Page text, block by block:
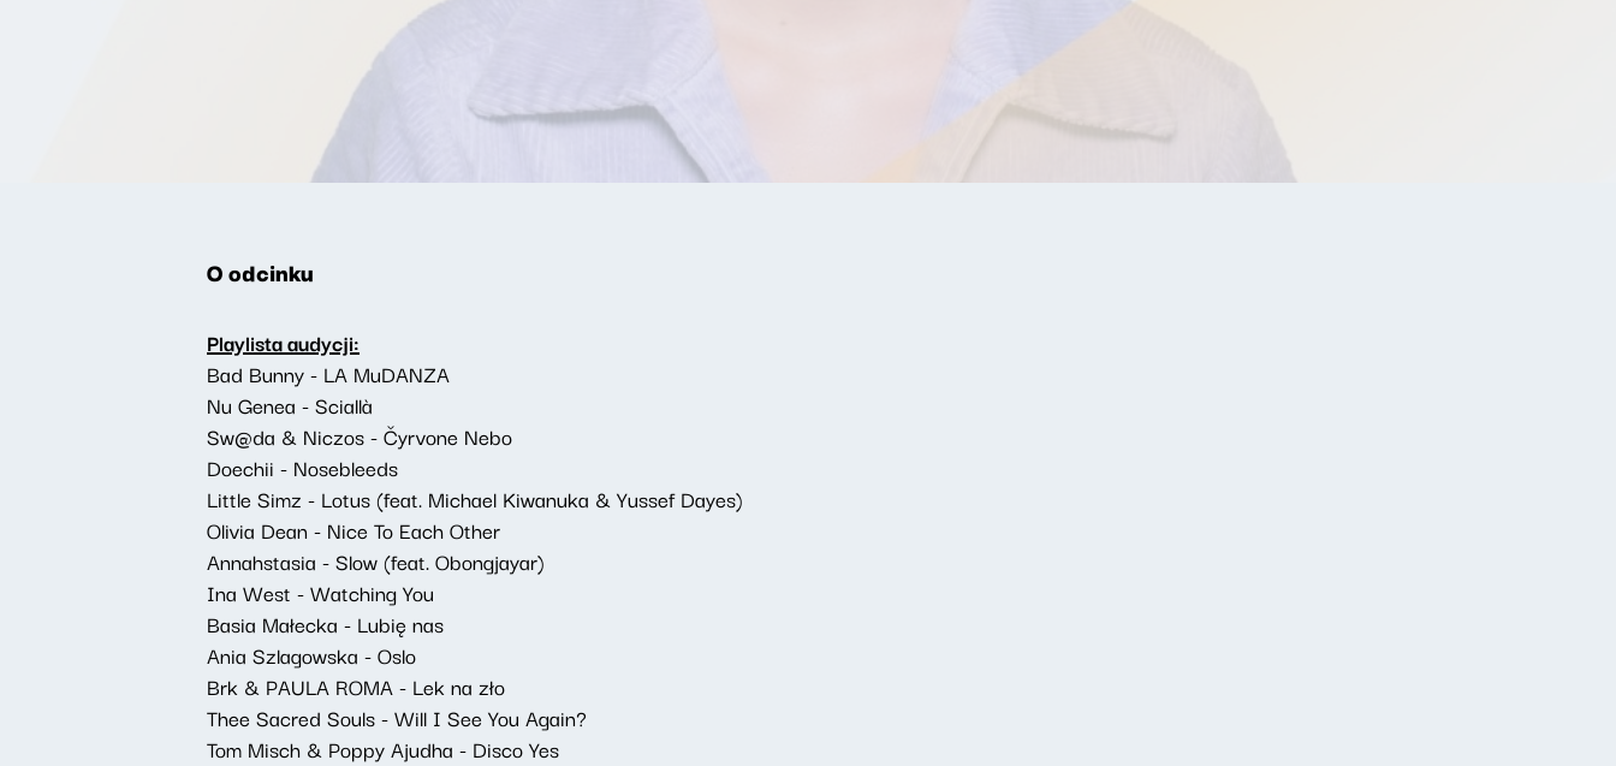
O odcinku
Playlista audycji:
Bad Bunny - LA MuDANZA
Nu Genea - Sciallà
Sw@da & Niczos - Čyrvone Nebo
Doechii - Nosebleeds
Little Simz - Lotus (feat. Michael Kiwanuka & Yussef Dayes)
Olivia Dean - Nice To Each Other
Annahstasia - Slow (feat. Obongjayar)
Ina West - Watching You
Basia Małecka - Lubię nas
Ania Szlagowska - Oslo
Brk & PAULA ROMA - Lek na zło
Thee Sacred Souls - Will I See You Again?
Tom Misch & Poppy Ajudha - Disco Yes